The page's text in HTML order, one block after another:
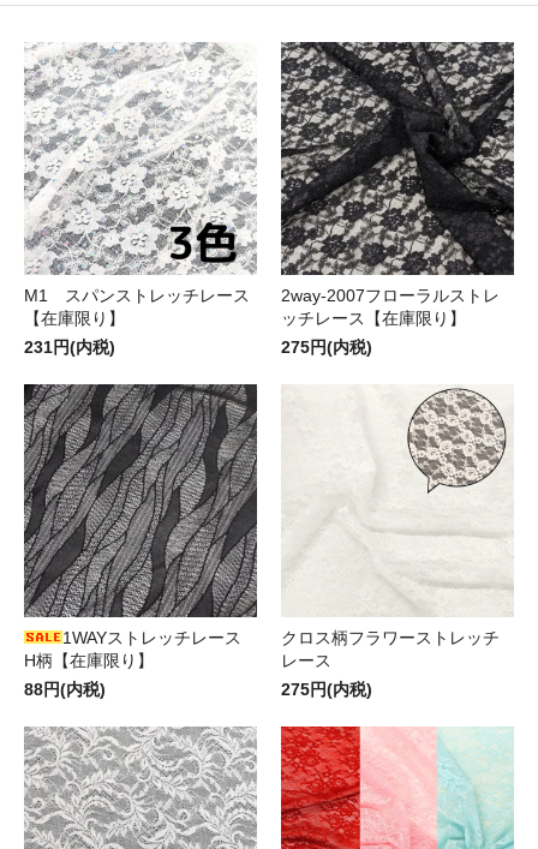
M1 スパンストレッチレース
【在庫限り】
231円(内税)
2way-2007フローラルストレ
ッチレース【在庫限り】
275円(内税)
1WAYストレッチレース
H柄【在庫限り】
88円(内税)
クロス柄フラワーストレッチ
レース
275円(内税)